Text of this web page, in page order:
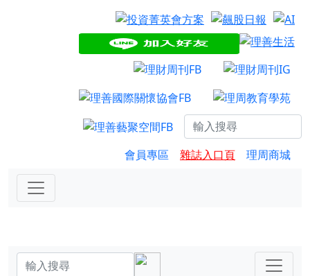
會員專區 雜誌入口頁 理周商城